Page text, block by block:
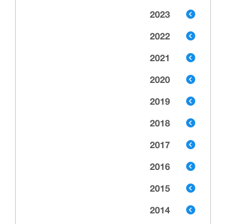
2023
2022
2021
2020
2019
2018
2017
2016
2015
2014